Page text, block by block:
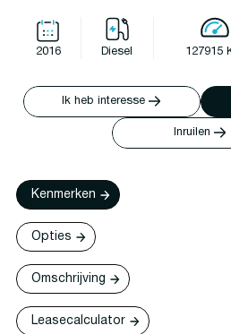
2016 Diesel 127915
Ik heb interesse
Inruilen
Kenmerken
Opties
Omschrijving
Leasecalculator